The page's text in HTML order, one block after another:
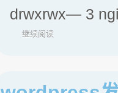
drwxrwx— 3
继续阅读